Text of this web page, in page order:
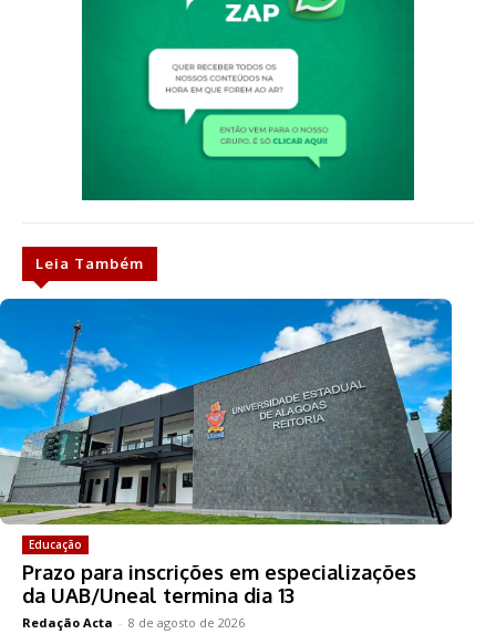
Leia Também
Educação
Prazo para inscrições em especializações
da UAB/Uneal termina dia 13
Redação Acta - 8 de agosto de 2026